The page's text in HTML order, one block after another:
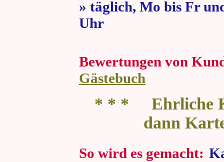
» täglich, Mo bis Fr
Uhr » 80
Bewertungen von
Gästebuch
* * * Ehrliche
dann
So wird es gemacht: